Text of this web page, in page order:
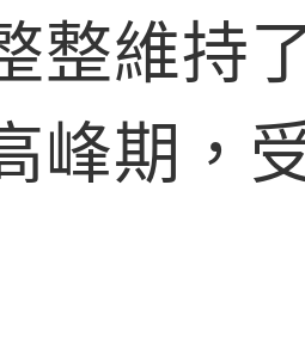
整維持
峰期，